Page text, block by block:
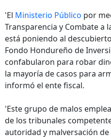
'El Ministerio Público por
Transparencia y Combate a
está poniendo al
Fondo Hondureño de
confabularon para robar
la mayoría de casos para
informó el ente fiscal.
'Este grupo de malos
de los tribunales
autoridad y malversación